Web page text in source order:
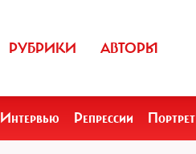
РУБРИКИ АВТОРЫ
Интервью Репрессии Портрет